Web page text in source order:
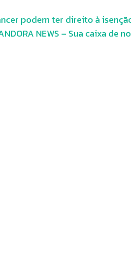
podem ter direito à
NEWS – Sua caixa de